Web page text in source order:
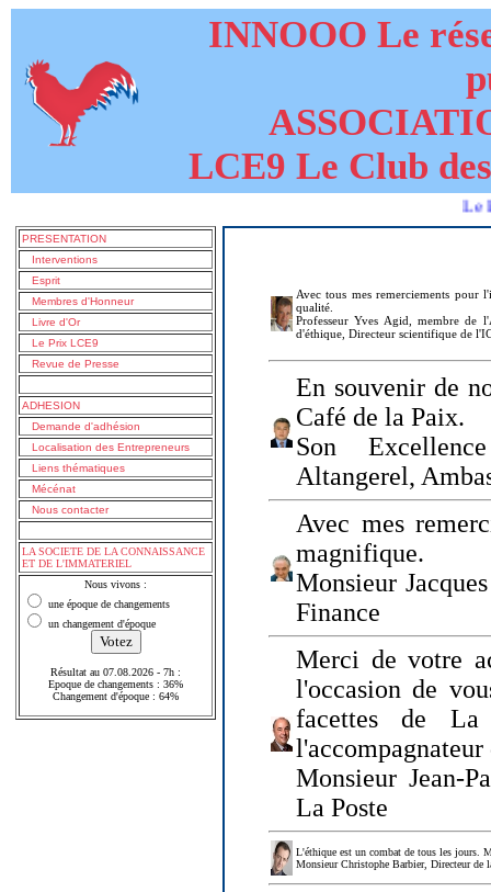
INNOOO Le
LCE9 Le Club
Le livre de
PRESENTATION
Interventions
Esprit
Membres d'Honneur
Livre d'Or
Le Prix LCE9
Revue de Presse
ADHESION
Demande d'adhésion
Localisation des Entrepreneurs
Liens thématiques
Mécénat
Nous contacter
LA SOCIETE DE LA CONNAISSANCE
ET DE L'IMMATERIEL
Nous vivons :
une époque de changements
un changement d'époque
Résultat au 07.08.2026 - 7h :
Epoque de changements : 36%
Changement d'époque : 64%
Avec tous mes remerciements pour
qualité.
Professeur Yves Agid, membre de
d'éthique, Directeur scientifique de
En souvenir de
Café de la Paix.
Son
Altangerel,
Avec mes
magnifique.
Monsieur
Finance
Merci de votre
l'occasion de
facettes de
Monsieur Jean-
La Poste
L'éthique est un combat de tous les jours.
Monsieur Christophe Barbier, Directeur de